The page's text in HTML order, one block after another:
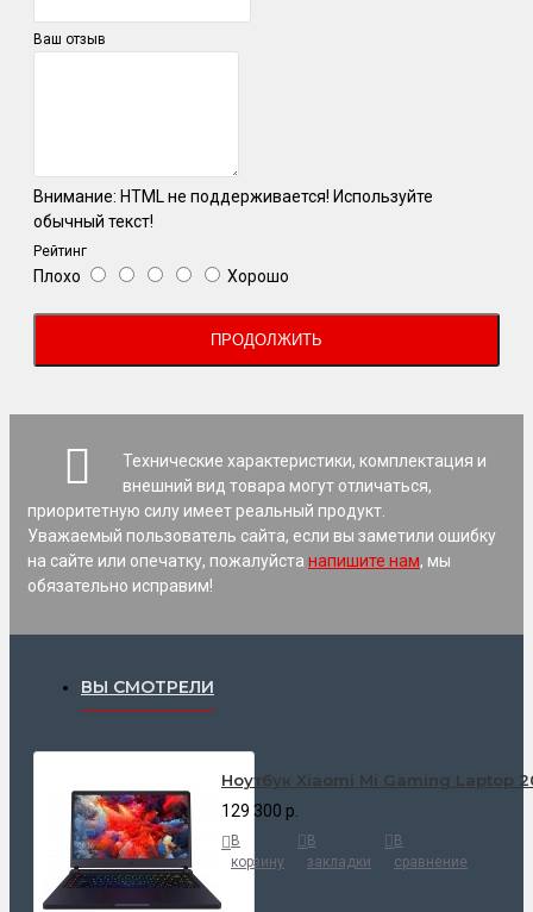
Ваш отзыв
Внимание: HTML не поддерживается! Используйте
обычный текст!
Рейтинг
Плохо Хорошо
ПРОДОЛЖИТЬ
Технические характеристики, комплектация и
внешний вид товара могут отличаться,
приоритетную силу имеет реальный продукт.
Уважаемый пользователь сайта, если вы заметили ошибку
на сайте или опечатку, пожалуйста напишите нам, мы
обязательно исправим!
ВЫ СМОТРЕЛИ
Ноутбук Xiaomi Mi Gaming Laptop
129 300 р.
В
корзину
В
закладки
В
сравнение